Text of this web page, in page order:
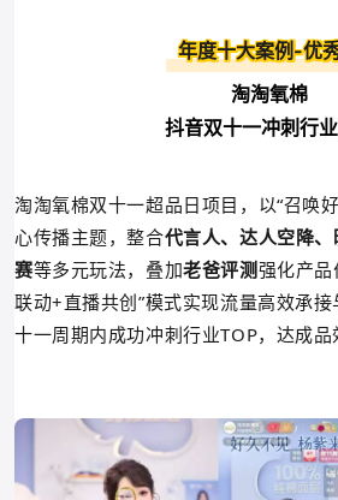
年度十大案例-优
淘淘氧棉
抖音双十一冲刺行
淘淘氧棉双十一超品日项目，以“召唤
心传播主题，整合代言人、达人空降
赛等多元玩法，叠加老爸评测强化产品
联动+直播共创”模式实现流量高效承
十一周期内成功冲刺行业TOP，达成品